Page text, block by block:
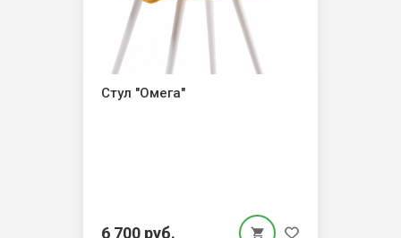
Стул "Омега"
6 700 руб.